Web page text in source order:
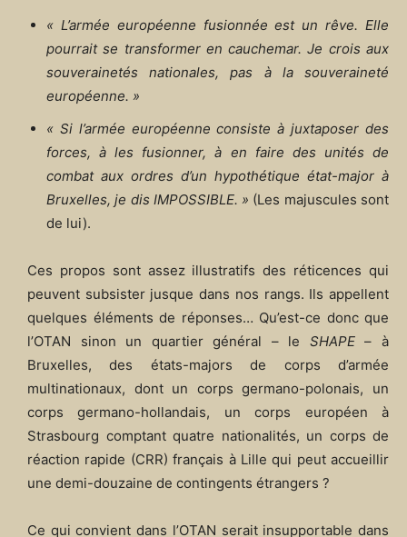
« L’armée européenne fusionnée est un rêve. Elle
pourrait se transformer en cauchemar. Je crois aux
souverainetés nationales, pas à la souveraineté
européenne. »
« Si l’armée européenne consiste à juxtaposer des
forces, à les fusionner, à en faire des unités de
combat aux ordres d’un hypothétique état-major à
Bruxelles, je dis IMPOSSIBLE. » (Les majuscules sont
de lui).
Ces propos sont assez illustratifs des réticences qui
peuvent subsister jusque dans nos rangs. Ils appellent
quelques éléments de réponses… Qu’est-ce donc que
l’OTAN sinon un quartier général – le SHAPE– à
Bruxelles, des états-majors de corps d’armée
multinationaux, dont un corps germano-polonais, un
corps germano-hollandais, un corps européen à
Strasbourg comptant quatre nationalités, un corps de
réaction rapide (CRR) français à Lille qui peut accueillir
une demi-douzaine de contingents étrangers ?
Ce qui convient dans l’OTAN serait insupportable dans